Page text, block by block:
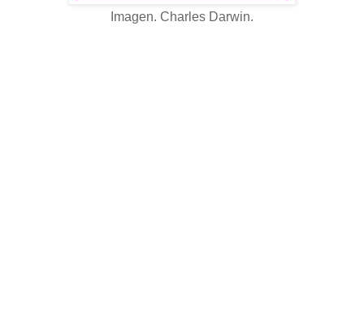
Imagen. Charles Darwin.